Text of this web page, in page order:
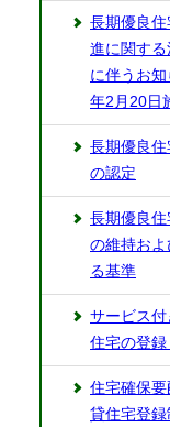
長期優良
進に関す
に伴うお
年2月20日
長期優良
の認定
長期優良
の維持お
る基準
サービス
住宅の登
住宅確保
貸住宅登録